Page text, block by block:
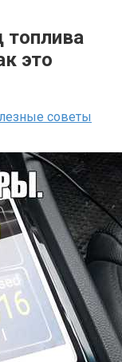
топлива
это
советы